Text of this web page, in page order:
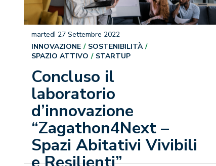
Concluso il
laboratorio
d’innovazione
“Zagathon4Next –
Spazi Abitativi Vivibili
martedì 27 Settembre 2022
INNOVAZIONE
SOSTENIBILITÀ
SPAZIO ATTIVO
STARTUP